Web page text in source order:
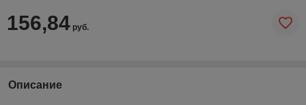
156,84 руб.
Описание